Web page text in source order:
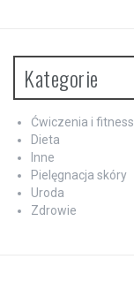
Kategorie
Ćwiczenia i fitness
Dieta
Inne
Pielęgnacja skóry
Uroda
Zdrowie